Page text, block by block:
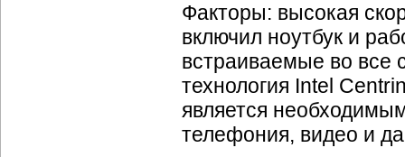
Факторы: высокая
включил ноутбук и
встраиваемые во все
технология Intel
является
телефония, видео и